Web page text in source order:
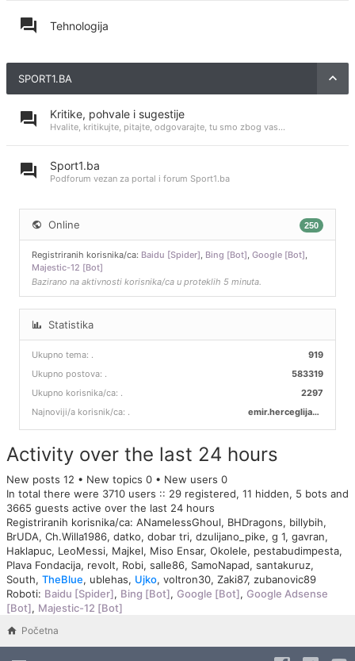
Tehnologija
SPORT1.BA
Kritike, pohvale i sugestije
Hvalite, kritikujte, pitajte, odgovarajte, tu smo zbog vas...
Sport1.ba
Podforum vezan za portal i forum Sport1.ba
Online 250
Registriranih korisnika/ca: Baidu [Spider], Bing [Bot], Google [Bot],
Majestic-12 [Bot]
Bazirano na aktivnosti korisnika/ca u proteklih 5 minuta.
Statistika
Ukupno tema: 919
.
Ukupno postova:
583319
.
Ukupno korisnika/ca:
2297
.
Najnoviji/a korisnik/ca:
emir.herceglija00
.
Activity over the last 24 hours
New posts 12 • New topics 0 • New users 0
In total there were 3710 users :: 29 registered, 11 hidden, 5 bots and
3665 guests active over the last 24 hours
Registriranih korisnika/ca: ANamelessGhoul, BHDragons, billybih,
BrUDA, Ch.Willa1986, datko, dobar tri, dzulijano_pike, g 1, gavran,
Haklapuc, LeoMessi, Majkel, Miso Ensar, Okolele, pestabudimpesta,
Plava Fondacija, revolt, Robi, salle86, SamoNapad, santakuruz,
South, TheBlue, ublehas, Ujko, voltron30, Zaki87, zubanovic89
Roboti: Baidu [Spider], Bing [Bot], Google [Bot], Google Adsense
[Bot], Majestic-12 [Bot]
Početna